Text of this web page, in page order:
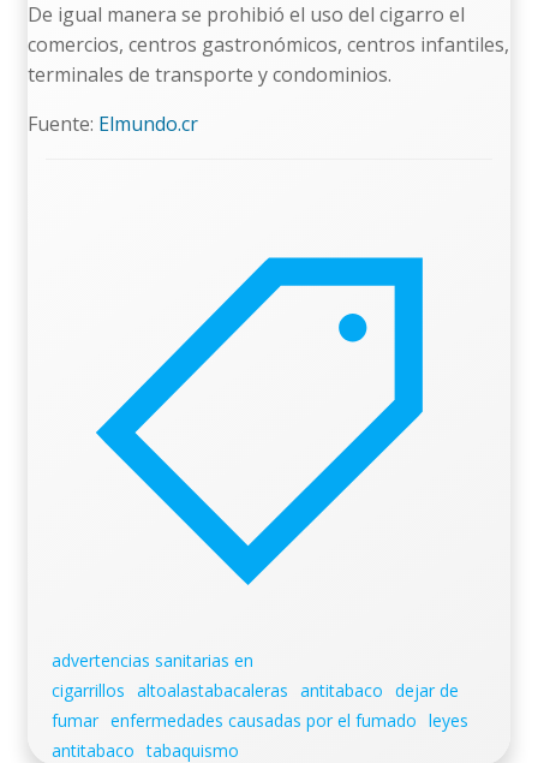
De igual manera se prohibió el uso del cigarro el
comercios, centros gastronómicos, centros infantiles,
terminales de transporte y condominios.
Fuente: Elmundo.cr
advertencias sanitarias en
cigarrillos altoalastabacaleras antitabaco dejar de
fumar enfermedades causadas por el fumado leyes
antitabaco tabaquismo